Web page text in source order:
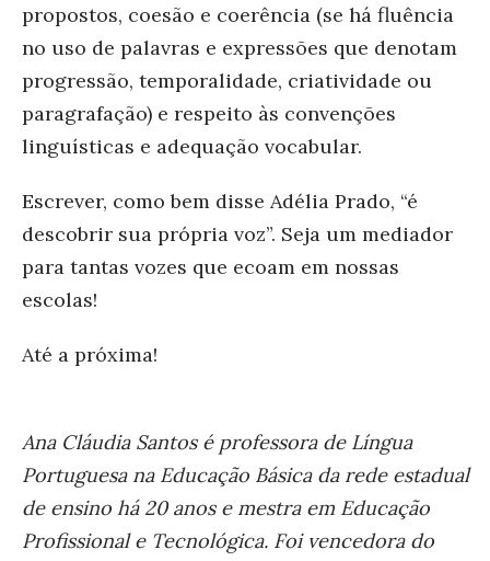
propostos, coesão e coerência (se há fluência
no uso de palavras e expressões que denotam
progressão, temporalidade, criatividade ou
paragrafação) e respeito às convenções
linguísticas e adequação vocabular.
Escrever, como bem disse Adélia Prado, “é
descobrir sua própria voz”. Seja um mediador
para tantas vozes que ecoam em nossas
escolas!
Até a próxima!
Ana Cláudia Santosé professora de Língua
Portuguesa na Educação Básica da rede estadual
de ensino há 20 anos e mestra em Educação
Profissional e Tecnológica. Foi vencedora do